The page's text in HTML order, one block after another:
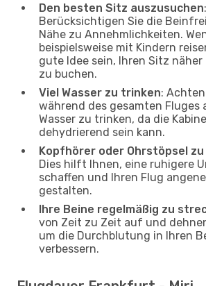
Den besten Sitz auszusuchen:
Berücksichtigen Sie die
Nähe zu Annehmlichkeiten.
beispielsweise mit Kindern
gute Idee sein, Ihren Sitz
zu buchen.
Viel Wasser zu trinken:
während des gesamten Fluges
Wasser zu trinken, da die
dehydrierend sein kann.
Kopfhörer oder Ohrstöpsel
Dies hilft Ihnen, eine ruhigere
schaffen und Ihren Flug
gestalten.
Ihre Beine regelmäßig zu
von Zeit zu Zeit auf und
um die Durchblutung in Ihren
verbessern.